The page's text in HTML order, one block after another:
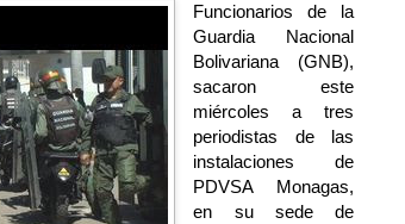
Funcionarios de la
Guardia Nacional
Bolivariana (GNB),
sacaron este
miércoles a tres
periodistas de las
instalaciones de
PDVSA Monagas,
en su sede de